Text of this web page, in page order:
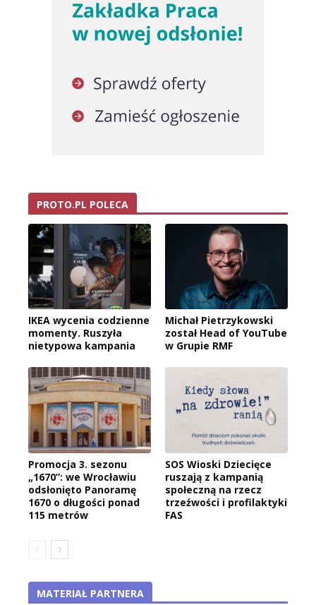
PROTO.PL POLECA
IKEA wycenia codzienne
momenty. Ruszyła
nietypowa kampania
Michał Pietrzykowski
został Head of YouTube
w Grupie RMF
Promocja 3. sezonu
„1670”: we Wrocławiu
odsłonięto Panoramę
1670 o długości ponad
115 metrów
SOS Wioski Dziecięce
ruszają z kampanią
społeczną na rzecz
trzeźwości i profilaktyki
FAS
MATERIAŁ PARTNERA